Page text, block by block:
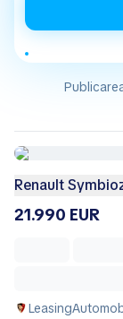
Renault
21.990 EUR